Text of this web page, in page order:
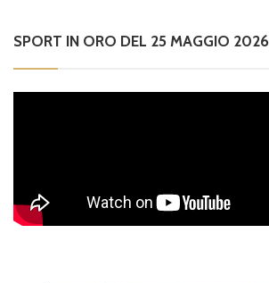
SPORT IN ORO DEL 25 MAGGIO 2026